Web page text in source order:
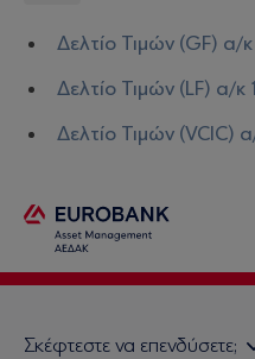
Δελτίο Τιμών (GF)
Δελτίο Τιμών (LF) α/
Δελτίο Τιμών (VCIC)
Σκέφτεστε να επενδύσετε;